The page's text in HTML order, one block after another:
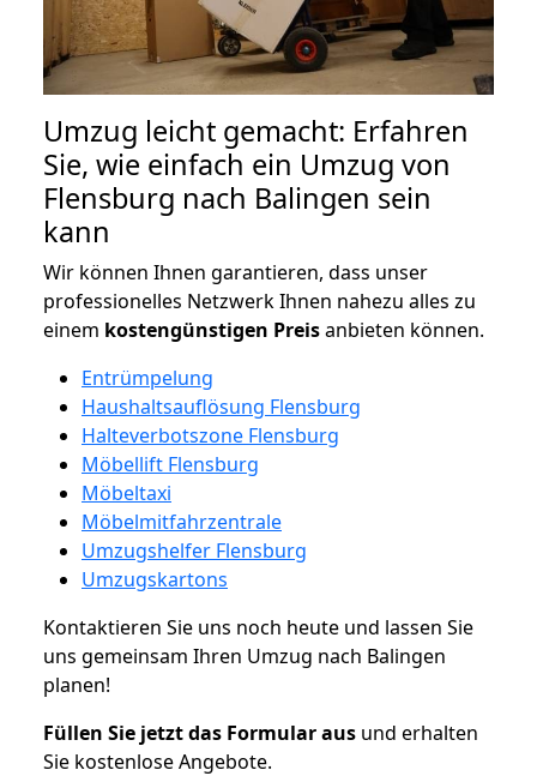
Umzug leicht gemacht: Erfahren
Sie, wie einfach ein Umzug von
Flensburg nach Balingen sein
kann
Wir können Ihnen garantieren, dass unser
professionelles Netzwerk Ihnen nahezu alles zu
einem kostengünstigen Preisanbieten können.
Entrümpelung
Haushaltsauflösung Flensburg
Halteverbotszone Flensburg
Möbellift Flensburg
Möbeltaxi
Möbelmitfahrzentrale
Umzugshelfer Flensburg
Umzugskartons
Kontaktieren Sie uns noch heute und lassen Sie
uns gemeinsam Ihren Umzug nach Balingen
planen!
Füllen Sie jetzt das Formular aus und erhalten
Sie kostenlose Angebote.